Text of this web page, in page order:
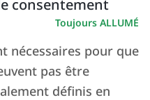
consentement
Toujours ALLUMÉ
nécessaires pour que
pas être
définis en